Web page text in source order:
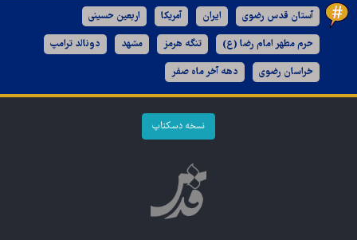
آستان قدس رضوی ایران آمریکا اربعین حسینی
حرم مطهر امام رضا (ع) تنگه هرمز مشهد دونالد ترامپ
خراسان رضوی دهه آخر ماه صفر
نسخه دسکتاپ